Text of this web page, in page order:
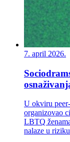
7. april 2026.
U okviru
organizovao
LBTQ
nalaze u